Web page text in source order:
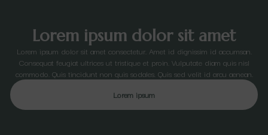
Lorem ipsum dolor sit amet
Lorem ipsum dolor sit amet consectetur. Amet id dignissim id accumsan.
Consequat feugiat ultrices ut tristique et proin. Vulputate diam quis nisl
commodo. Quis tincidunt non quis sodales. Quis sed velit id arcu aenean.
Lorem ipsum